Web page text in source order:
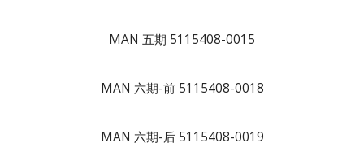
MAN 五期 5115408-0015
MAN 六期-前 5115408-0018
MAN 六期-后 5115408-0019